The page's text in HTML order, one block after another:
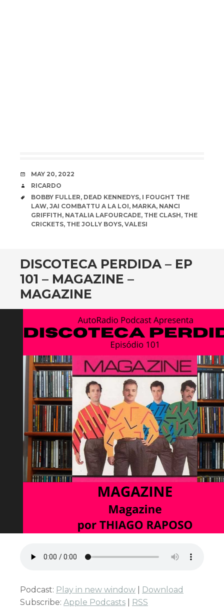
DATE
MAY 20, 2022
AUTHOR
RICARDO
TAGS
BOBBY FULLER, DEAD KENNEDYS, I FOUGHT THE
LAW, JAI COMBATTU A LA LOI, MARKA, NANCI
GRIFFITH, NATALIA LAFOURCADE, THE CLASH, THE
CRICKETS, THE JOLLY BOYS, VALESI
DISCOTECA PERDIDA – EP
101 – MAGAZINE –
MAGAZINE
Podcast: Play in new window
Download
Subscribe: Apple Podcasts RSS